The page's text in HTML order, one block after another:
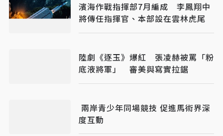
濱海作戰指揮部7月編成 李鳳翔中
將傳任指揮官、本部設在雲林虎尾
陸劇《逐玉》爆紅 張凌赫被罵「粉
底液將軍」 審美與寫實拉鋸
兩岸青少年同場競技 促進馬術界深
度互動